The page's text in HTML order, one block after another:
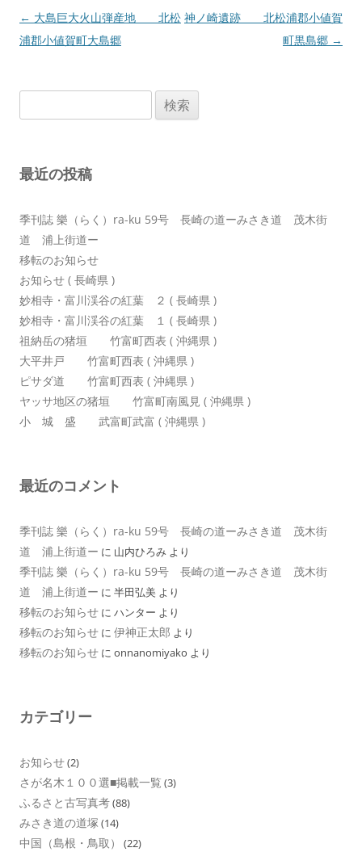
投
稿
ョ
← 大島巨大火山弾産地 北松
浦郡小値賀町大島郷
神ノ崎遺跡 北松浦郡小値賀
町黒島郷 →
索:
最近の投稿
季刊誌 樂（らく）ra-ku 59号 長崎の道ーみさき道 茂木街
道 浦上街道ー
移転のお知らせ
お知らせ ( 長崎県 )
妙相寺・富川渓谷の紅葉 ２ ( 長崎県 )
妙相寺・富川渓谷の紅葉 １ ( 長崎県 )
祖納岳の猪垣 竹富町西表 ( 沖縄県 )
大平井戸 竹富町西表 ( 沖縄県 )
ピサダ道 竹富町西表 ( 沖縄県 )
ヤッサ地区の猪垣 竹富町南風見 ( 沖縄県 )
小 城 盛 武富町武富 ( 沖縄県 )
最近のコメント
季刊誌 樂（らく）ra-ku 59号 長崎の道ーみさき道 茂木街
道 浦上街道ー に 山内ひろみ より
季刊誌 樂（らく）ra-ku 59号 長崎の道ーみさき道 茂木街
道 浦上街道ー に 半田弘美 より
移転のお知らせ に ハンター より
移転のお知らせ に 伊神正太郎 より
移転のお知らせ に onnanomiyako より
カテゴリー
お知らせ(2)
さが名木１００選■掲載一覧 (3)
ふるさと古写真考(88)
みさき道の道塚 (14)
中国（島根・鳥取） (22)